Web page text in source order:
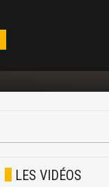
LES VIDÉOS